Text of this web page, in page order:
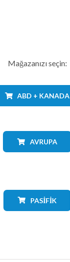
Mağazanızı seçin:
ABD + KANADA
AVRUPA
PASIFIK